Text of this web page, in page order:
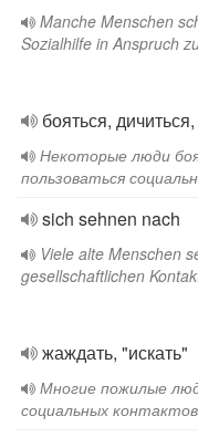
Manche Menschen
Sozialhilfe in Anspruch
бояться,
Некоторые люди
пользоваться
sich sehnen nach
Viele alte Menschen
gesellschaftlichen
жаждать, "искать"
Многие пожилые
социальных контактов